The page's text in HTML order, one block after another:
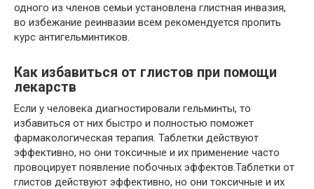
одного из членов семьи установлена глистная инвазия,
во избежание реинвазии всем рекомендуется пропить
курс антигельминтиков.
Как избавиться от глистов при помощи
лекарств
Если у человека диагностировали гельминты, то
избавиться от них быстро и полностью поможет
фармакологическая терапия. Таблетки действуют
эффективно, но они токсичные и их применение часто
провоцирует появление побочных эффектов.Таблетки от
глистов действуют эффективно, но они токсичные и их